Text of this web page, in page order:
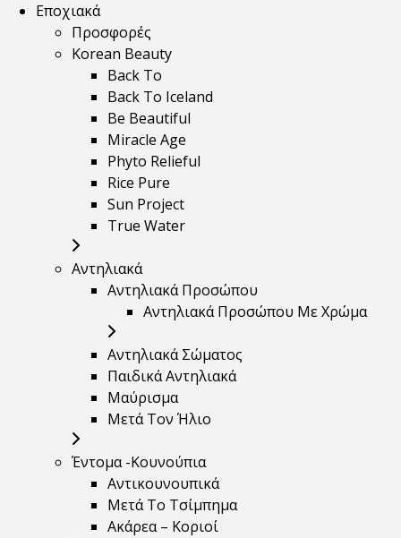
Εποχιακά
Προσφορές
Korean Beauty
Back To
Back To Iceland
Be Beautiful
Miracle Age
Phyto Relieful
Rice Pure
Sun Project
True Water
Αντηλιακά
Αντηλιακά Προσώπου
Αντηλιακά Προσώπου Με Χρώμα
Αντηλιακά Σώματος
Παιδικά Αντηλιακά
Μαύρισμα
Mετά Τον Ήλιο
Έντομα -Κουνούπια
Αντικουνουπικά
Μετά Το Τσίμπημα
Ακάρεα – Κοριοί